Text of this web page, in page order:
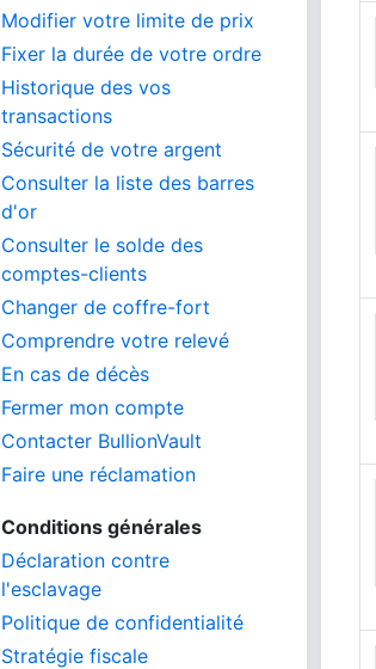
Modifier votre limite de prix
Fixer la durée de votre ordre
Historique des vos
transactions
Sécurité de votre argent
Consulter la liste des barres
d'or
Consulter le solde des
comptes-clients
Changer de coffre-fort
Comprendre votre relevé
En cas de décès
Fermer mon compte
Contacter BullionVault
Faire une réclamation
Conditions générales
Déclaration contre
l'esclavage
Politique de confidentialité
Stratégie fiscale